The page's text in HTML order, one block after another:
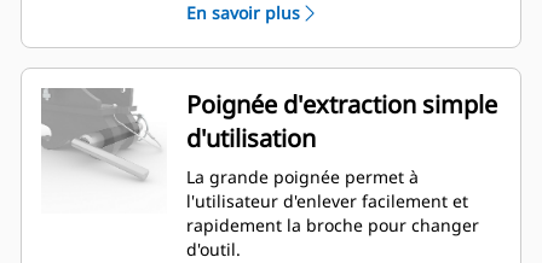
équipements de minipelles
hydrauliques (7 à 9tonnes
uniquement).
En savoir plus
Poignée d'extraction simple
d'utilisation
La grande poignée permet à
l'utilisateur d'enlever facilement et
rapidement la broche pour changer
d'outil.